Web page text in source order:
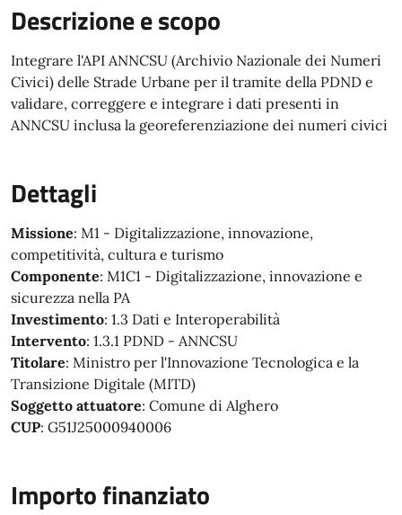
Descrizione e scopo
Integrare l'API ANNCSU (Archivio Nazionale dei Numeri
Civici) delle Strade Urbane per il tramite della PDND e
validare, correggere e integrare i dati presenti in
ANNCSU inclusa la georeferenziazione dei numeri civici
Dettagli
Missione: M1 - Digitalizzazione, innovazione,
competitività, cultura e turismo
Componente: M1C1 - Digitalizzazione, innovazione e
sicurezza nella PA
Investimento: 1.3 Dati e Interoperabilità
Intervento: 1.3.1 PDND - ANNCSU
Titolare: Ministro per l'Innovazione Tecnologica e la
Transizione Digitale (MITD)
Soggetto attuatore: Comune di Alghero
CUP: G51J25000940006
Importo finanziato